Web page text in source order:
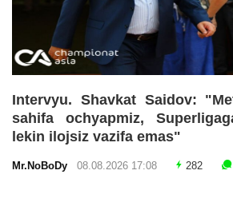
Intervyu. Shavkat Saidov:
sahifa ochyapmiz,
lekin ilojsiz vazifa emas"
Mr.NoBoDy 08.08.2026 17:08 282